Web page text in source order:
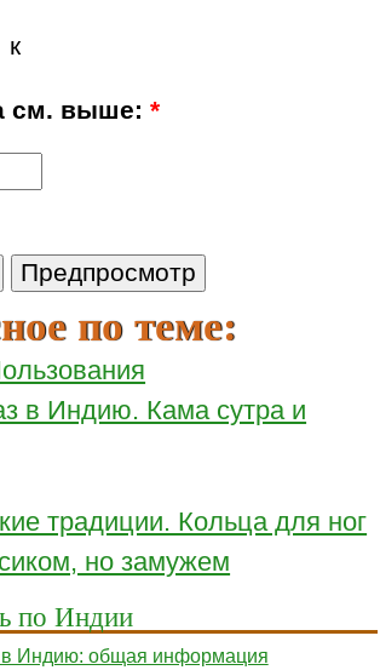
к
см. выше:*
по теме:
в Индию. Кама сутра и
традиции. Кольца для ног
но замужем
по Индии
в Индию: общая информация